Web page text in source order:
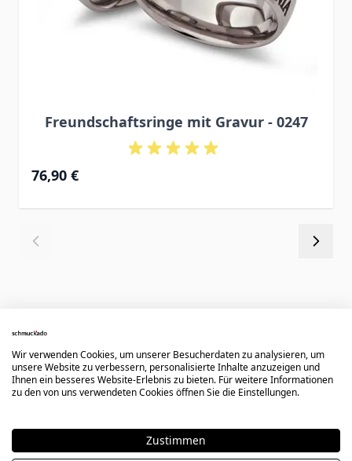
Freundschaftsringe mit Gravur - 0247
76,90 €
Press to skip carousel
Wir verwenden Cookies, um unserer Besucherdaten zu analysieren, um
unsere Website zu verbessern, personalisierte Inhalte anzuzeigen und
Ihnen ein besseres Website-Erlebnis zu bieten. Für weitere Informationen
zu den von uns verwendeten Cookies öffnen Sie die Einstellungen.
Zustimmen